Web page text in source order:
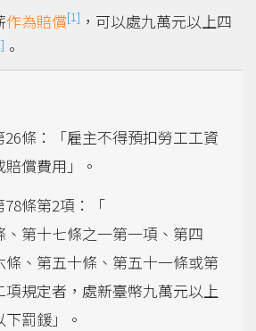
作為賠償[1] ，可以處九萬元以上四
。
條：「雇主不得預扣勞工工資
償費用」。
條第2項：「
、第十七條之一第一項、第四
條、第五十條、第五十一條或第
項規定者，處新臺幣九萬元以上
罰鍰」。